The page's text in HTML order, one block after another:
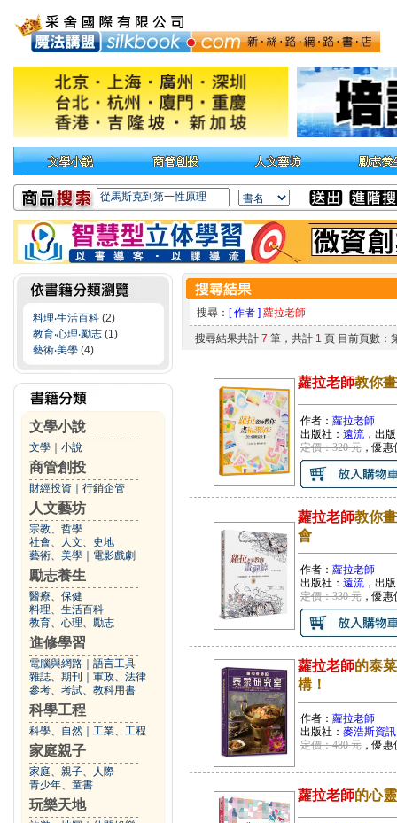
料理‧生活百科 (2)
教育‧心理‧勵志 (1)
藝術‧美學 (4)
文學小說
文學 小說
商管創投
財經投資 行銷企管
人文藝坊
宗教、哲學
社會、人文、史地
藝術、美學
電影戲劇
勵志養生
醫療、保健
料理、生活百科
教育、心理、勵志
進修學習
電腦與網路
語言工具
雜誌、期刊
軍政、法律
參考、考試、教科用書
科學工程
科學、自然 工業、工程
家庭親子
家庭、親子、人際
青少年、童書
玩樂天地
搜尋： [ 作者 ] 蘿拉老師
搜尋結果共計 7 筆，共計 1 頁 目前頁數：
蘿拉老師教你
作者： 蘿拉老師
出版社： 遠流，出
定價：320 元，優惠
蘿拉老師教你
會
作者： 蘿拉老師
出版社： 遠流，出
定價：330 元，優惠
蘿拉老師的泰
構！
作者： 蘿拉老師
出版社： 麥浩斯資訊
定價：480 元，優惠
蘿拉老師的心